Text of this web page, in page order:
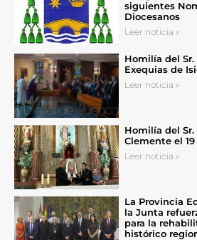
siguientes
Diocesanos
Leer noticia »
Homilía del
Exequias de
Leer noticia »
Homilía del Sr.
Clemente el
Leer noticia »
La Provincia
la Junta
para la
histórico